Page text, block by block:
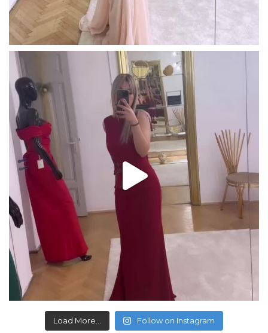
Load More... Follow on Instagram